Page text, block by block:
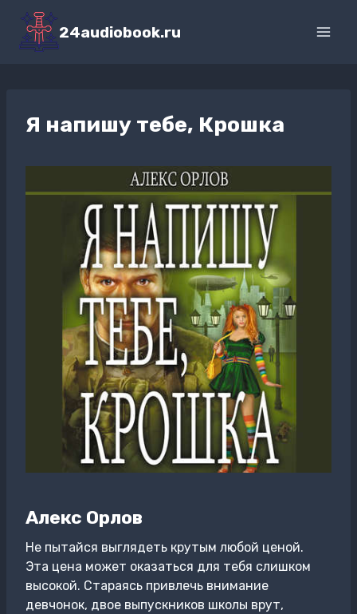
Перейти
содержимому
24audiobook.ru
Я напишу тебе, Крошка
Алекс Орлов
Не пытайся выглядеть крутым любой ценой.
Эта цена может оказаться для тебя слишком
высокой. Стараясь привлечь внимание
девчонок, двое выпускников школы врут,